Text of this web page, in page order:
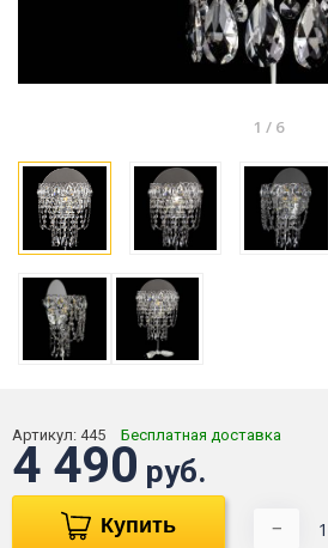
1 / 6
Артикул: 445 Бесплатная доставка
4 490 руб.
Купить −